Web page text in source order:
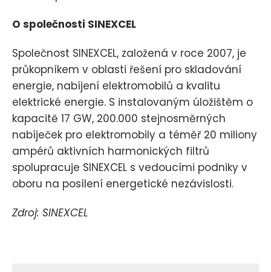
O společnosti SINEXCEL
Společnost SINEXCEL, založená v roce 2007, je
průkopníkem v oblasti řešení pro skladování
energie, nabíjení elektromobilů a kvalitu
elektrické energie. S instalovaným úložištěm o
kapacitě 17 GW, 200.000 stejnosměrných
nabíječek pro elektromobily a téměř 20 miliony
ampérů aktivních harmonických filtrů
spolupracuje SINEXCEL s vedoucími podniky v
oboru na posílení energetické nezávislosti.
Zdroj: SINEXCEL